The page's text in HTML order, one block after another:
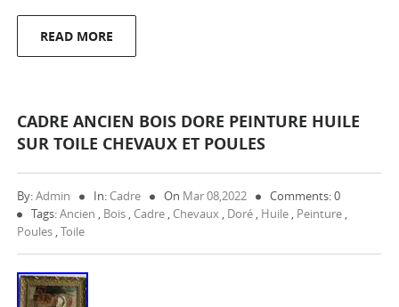
READ MORE
CADRE ANCIEN BOIS DORE PEINTURE HUILE
SUR TOILE CHEVAUX ET POULES
By:Admin In: Cadre On Mar 08,2022
Comments: 0
Tags:Ancien , Bois , Cadre , Chevaux , Doré , Huile , Peinture ,
Poules ,Toile